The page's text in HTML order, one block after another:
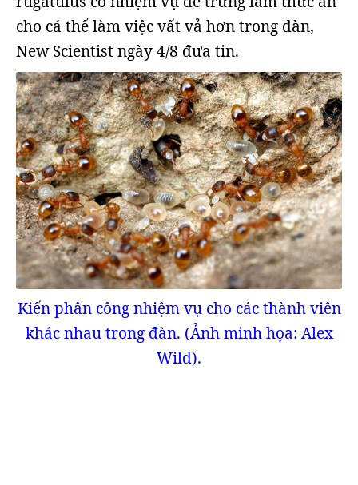
cho cá thể làm việc vất vả hơn trong đàn,
New Scientist ngày 4/8 đưa tin.
Kiến phân công nhiệm vụ cho các thành viên
khác nhau trong đàn. (Ảnh minh họa: Alex
Wild).